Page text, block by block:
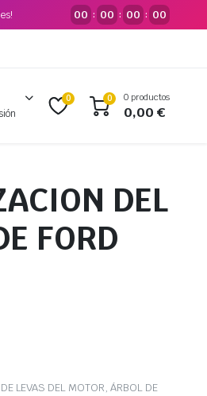
00 : 00 : 00 : 00
0 0 0 productos
0,00€
DEL
FORD
LEVAS DEL MOTOR, ÁRBOL DE